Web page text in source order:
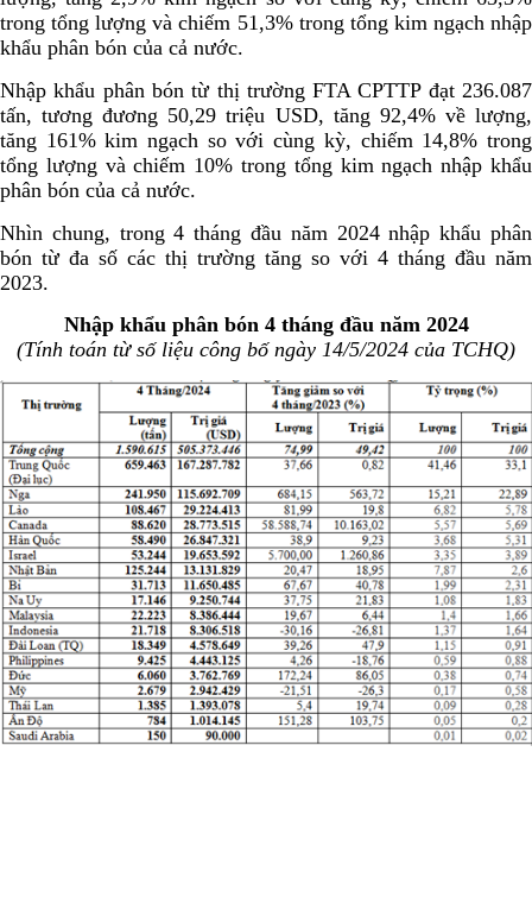
trong tổng lượng và chiếm 51,3% trong tổng kim ngạch nhập
khẩu phân bón của cả nước.
Nhập khẩu phân bón từ thị trường FTA CPTTP đạt 236.087
tấn, tương đương 50,29 triệu USD, tăng 92,4% về lượng,
tăng 161% kim ngạch so với cùng kỳ, chiếm 14,8% trong
tổng lượng và chiếm 10% trong tổng kim ngạch nhập khẩu
phân bón của cả nước.
Nhìn chung, trong 4 tháng đầu năm 2024 nhập khẩu phân
bón từ đa số các thị trường tăng so với 4 tháng đầu năm
2023.
Nhập khẩu phân bón 4 tháng đầu năm 2024
(Tính toán từ số liệu công bố ngày 14/5/2024 của TCHQ)